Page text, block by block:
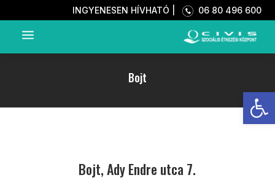
INGYENESEN HÍVHATÓ | 06 80 496 600
a
Bojt
Bojt, Ady Endre utca 7.